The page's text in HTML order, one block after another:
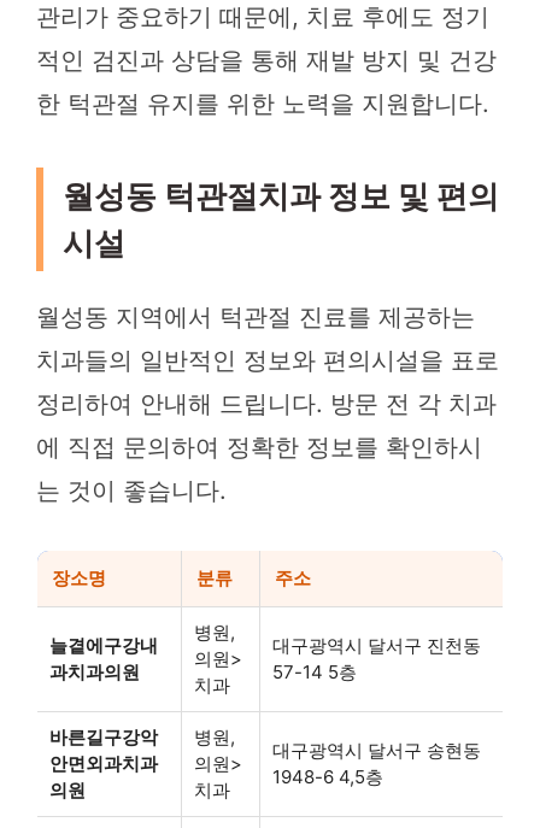
관리가 중요하기 때문에, 치료 후에도 정기
적인 검진과 상담을 통해 재발 방지 및 건강
한 턱관절 유지를 위한 노력을 지원합니다.
월성동 턱관절치과 정보 및 편의
시설
월성동 지역에서 턱관절 진료를 제공하는
치과들의 일반적인 정보와 편의시설을 표로
정리하여 안내해 드립니다. 방문 전 각 치과
에 직접 문의하여 정확한 정보를 확인하시
는 것이 좋습니다.
장소명 분류 주소
늘곁에구강내
과치과의원
병원,
의원>
치과
대구광역시 달서구 진천동
57-14 5층
바른길구강악
안면외과치과
의원
병원,
의원>
치과
대구광역시 달서구 송현동
1948-6 4,5층